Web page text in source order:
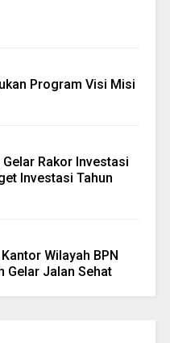
Program Visi Misi
Rakor Investasi
Investasi Tahun
Wilayah BPN
Gelar Jalan Sehat